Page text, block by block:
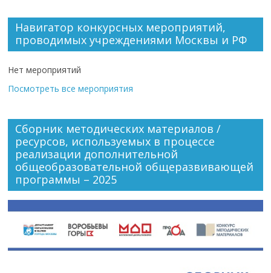
Навигатор конкурсных мероприятий,
проводимых учреждениями Москвы и РФ
Нет мероприятий
Посмотреть все мероприятия
Сборник методических материалов /
ресурсов, используемых в процессе
реализации дополнительной
общеобразовательной общеразвивающей
программы – 2025